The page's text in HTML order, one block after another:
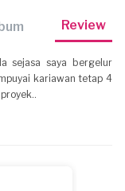
Review
sejasa saya bergelur
kariawan tetap 4